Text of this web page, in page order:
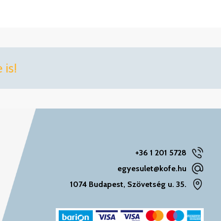
is!
+36 1 201 5728
egyesulet@kofe.hu
1074 Budapest, Szövetség u. 35.